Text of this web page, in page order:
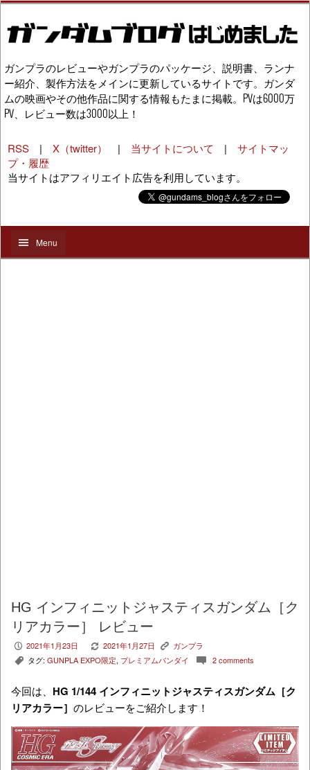
ガンプラのレビューやガンプラのパッケージ、説明書、ランナ
ー紹介、製作方法をメインに更新しているサイトです。ガンダ
ムの映画やその他作品に関する情報もたまに掲載。PVは6000万
PV、レビュー数は3000以上！
RSS | X（twitter） | 当サイトについて | サイトマッ
プ・履歴
当サイトはアフィリエイト広告を利用しています。
Menu
HG インフィニットジャスティスガンダム［ク
リアカラー］ レビュー
P 2021年1月23日 V 2021年1月27日 K ガンプラ
, タグ: GUNPLA EXPO限定, プレミアムバンダイ c 2 comments
今回は、 HG 1/144 インフィニットジャスティスガンダム［ク
リアカラー］ のレビューをご紹介します！